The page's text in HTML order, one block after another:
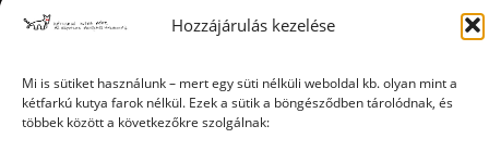
Hozzájárulás kezelése
Mi is sütiket használunk – mert egy süti nélküli weboldal kb. olyan mint a
kétfarkú kutya farok nélkül. Ezek a sütik a böngésződben tárolódnak, és
többek között a következőkre szolgálnak:
Ⓒ 2006 - 2026 - Magyar Kétfarkú Kutya Párt - Minden jog fenntartva